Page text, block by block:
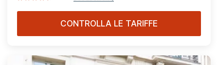
CONTROLLA LE TARIFFE